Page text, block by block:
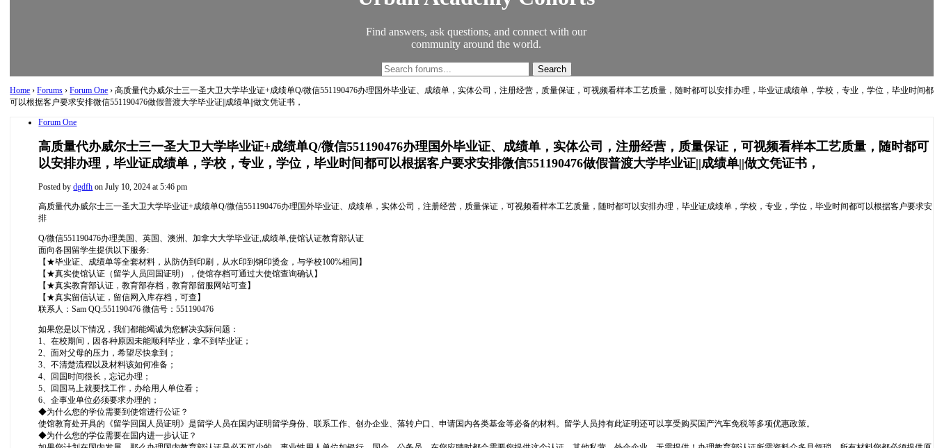
Find answers, ask questions, and connect with our
community around the world.
Home › Forums › Forum One › 高质量代办威尔士三一圣大卫大学毕业证+成绩单Q/微信551190476办理国外毕业证、成绩单，实体公司，注册经营，质量保证，可视频看样本工艺质量，随时都可以安排办理，毕业证成绩单，学校，专业，学位，毕业时间都
可以根据客户要求安排微信551190476做假普渡大学毕业证||成绩单||做文凭证书，
Forum One
高质量代办威尔士三一圣大卫大学毕业证+成绩单Q/微信551190476办理国外毕业证、成绩单，实体公司，注册经营，质量保证，可视频看样本工艺质量，随时都可
以安排办理，毕业证成绩单，学校，专业，学位，毕业时间都可以根据客户要求安排微信551190476做假普渡大学毕业证||成绩单||做文凭证书，
Posted bydgdfh on July 10, 2024 at 5:46 pm
高质量代办威尔士三一圣大卫大学毕业证+成绩单Q/微信551190476办理国外毕业证、成绩单，实体公司，注册经营，质量保证，可视频看样本工艺质量，随时都可以安排办理，毕业证成绩单，学校，专业，学位，毕业时间都可以根据客户要求安
排
Q/微信551190476办理美国、英国、澳洲、加拿大大学毕业证,成绩单,使馆认证教育部认证
面向各国留学生提供以下服务:
【★毕业证、成绩单等全套材料，从防伪到印刷，从水印到钢印烫金，与学校100%相同】
【★真实使馆认证（留学人员回国证明），使馆存档可通过大使馆查询确认】
【★真实教育部认证，教育部存档，教育部留服网站可查】
【★真实留信认证，留信网入库存档，可查】
联系人：Sam QQ:551190476 微信号：551190476
如果您是以下情况，我们都能竭诚为您解决实际问题：
1、在校期间，因各种原因未能顺利毕业，拿不到毕业证；
2、面对父母的压力，希望尽快拿到；
3、不清楚流程以及材料该如何准备；
4、回国时间很长，忘记办理；
5、回国马上就要找工作，办给用人单位看；
6、企事业单位必须要求办理的；
◆为什么您的学位需要到使馆进行公证？
使馆教育处开具的《留学回国人员证明》是留学人员在国内证明留学身份、联系工作、创办企业、落转户口、申请国内各类基金等必备的材料。留学人员持有此证明还可以享受购买国产汽车免税等多项优惠政策。
◆为什么您的学位需要在国内进一步认证？